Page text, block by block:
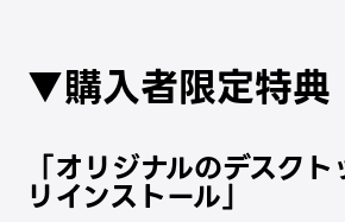
▼購入者限定特典
「オリジナルのデスク
リインストール」